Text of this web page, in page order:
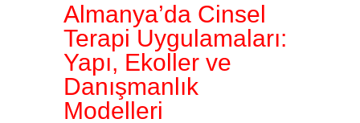
Almanya’da Cinsel
Terapi Uygulamaları:
Yapı, Ekoller ve
Danışmanlık
Modelleri